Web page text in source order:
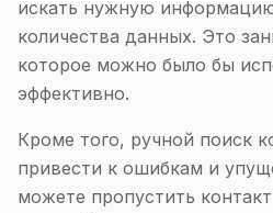
искать нужную
количества данных. Это
которое можно было бы
эффективно.
Кроме того, ручной поиск
привести к ошибкам и
можете пропустить